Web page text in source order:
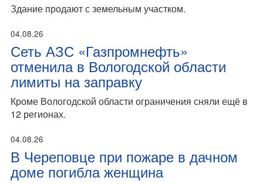
Здание продают с земельным участком.
04.08.26
Сеть АЗС «Газпромнефть»
отменила в Вологодской области
лимиты на заправку
Кроме Вологодской области ограничения сняли ещё в
12 регионах.
04.08.26
В Череповце при пожаре в дачном
доме погибла женщина